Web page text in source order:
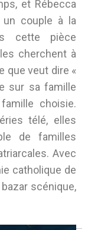
et Rébecca
couple à la
cette pièce
cherchent à
que veut dire «
sur sa famille
choisie.
télé, elles
de familles
Avec
catholique de
scénique,